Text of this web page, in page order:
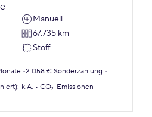
Manuell
67.735 km
Stoff
2.058 € Sonderzahlung
: k.A.
CO₂-Emissionen